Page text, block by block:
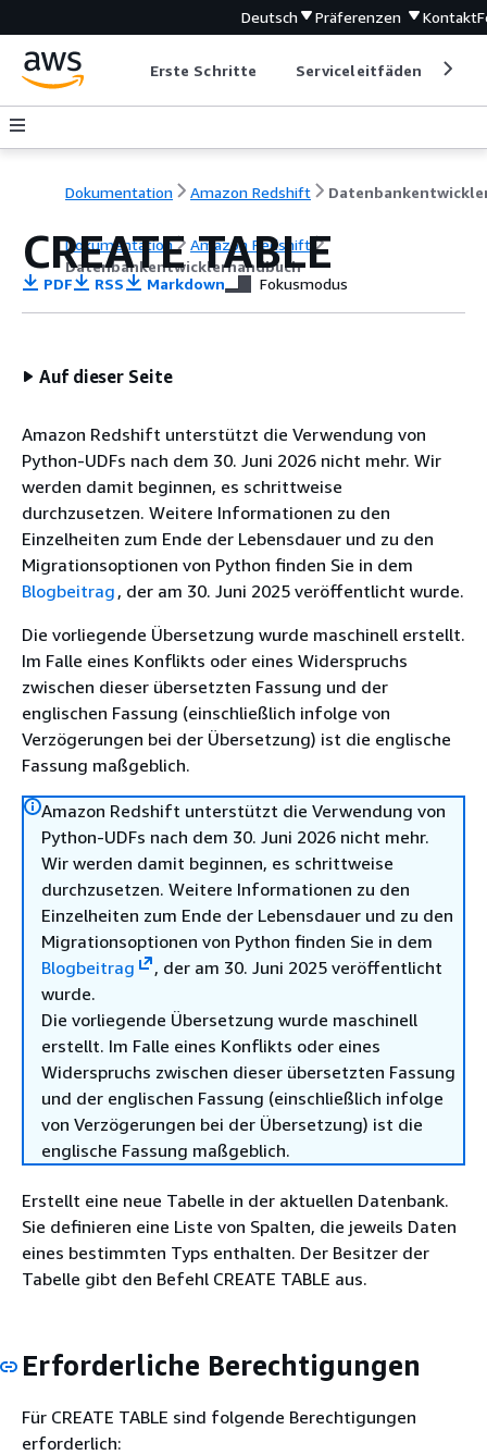
Deutsch Präferenzen Kontakt
Erste Schritte Serviceleitfäden
Dokumentation Amazon Redshift
Dokumentation
Amazon Redshift
Datenbankentwicklerhandbuch
CREATE TABLE
PDF RSS Markdown Fokusmodus
Auf dieser Seite
Amazon Redshift unterstützt die Verwendung von
Python-UDFs nach dem 30. Juni 2026 nicht mehr. Wir
werden damit beginnen, es schrittweise
durchzusetzen. Weitere Informationen zu den
Einzelheiten zum Ende der Lebensdauer und zu den
Migrationsoptionen von Python finden Sie in dem
Blogbeitrag , der am 30. Juni 2025 veröffentlicht wurde.
Die vorliegende Übersetzung wurde maschinell erstellt.
Im Falle eines Konflikts oder eines Widerspruchs
zwischen dieser übersetzten Fassung und der
englischen Fassung (einschließlich infolge von
Verzögerungen bei der Übersetzung) ist die englische
Fassung maßgeblich.
Amazon Redshift unterstützt die Verwendung von
Python-UDFs nach dem 30. Juni 2026 nicht mehr.
Wir werden damit beginnen, es schrittweise
durchzusetzen. Weitere Informationen zu den
Einzelheiten zum Ende der Lebensdauer und zu den
Migrationsoptionen von Python finden Sie in dem
Blogbeitrag
, der am 30. Juni 2025 veröffentlicht
wurde.
Die vorliegende Übersetzung wurde maschinell
erstellt. Im Falle eines Konflikts oder eines
Widerspruchs zwischen dieser übersetzten Fassung
und der englischen Fassung (einschließlich infolge
von Verzögerungen bei der Übersetzung) ist die
englische Fassung maßgeblich.
Erstellt eine neue Tabelle in der aktuellen Datenbank.
Sie definieren eine Liste von Spalten, die jeweils Daten
eines bestimmten Typs enthalten. Der Besitzer der
Tabelle gibt den Befehl CREATE TABLE aus.
Erforderliche Berechtigungen
Für CREATE TABLE sind folgende Berechtigungen
erforderlich: